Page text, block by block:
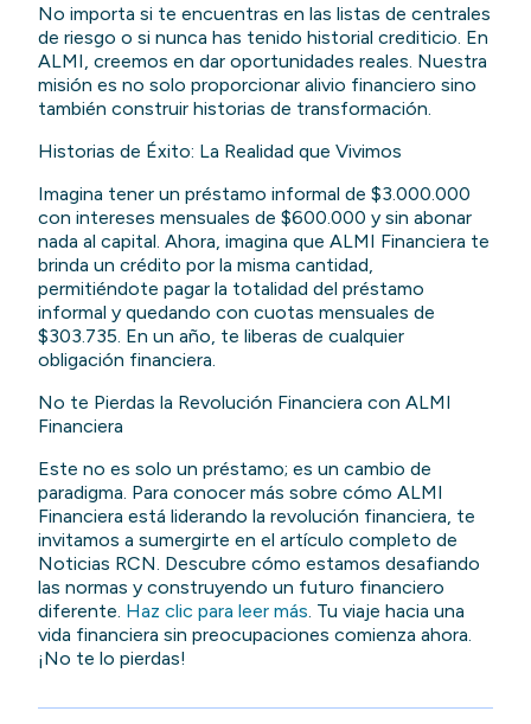
No importa si te encuentras en las listas de centrales
de riesgo o si nunca has tenido historial crediticio. En
ALMI, creemos en dar oportunidades reales. Nuestra
misión es no solo proporcionar alivio financiero sino
también construir historias de transformación.
Historias de Éxito: La Realidad que Vivimos
Imagina tener un préstamo informal de $3.000.000
con intereses mensuales de $600.000 y sin abonar
nada al capital. Ahora, imagina que ALMI Financiera te
brinda un crédito por la misma cantidad,
permitiéndote pagar la totalidad del préstamo
informal y quedando con cuotas mensuales de
$303.735. En un año, te liberas de cualquier
obligación financiera.
No te Pierdas la Revolución Financiera con ALMI
Financiera
Este no es solo un préstamo; es un cambio de
paradigma. Para conocer más sobre cómo ALMI
Financiera está liderando la revolución financiera, te
invitamos a sumergirte en el artículo completo de
Noticias RCN. Descubre cómo estamos desafiando
las normas y construyendo un futuro financiero
diferente. Haz clic para leer más . Tu viaje hacia una
vida financiera sin preocupaciones comienza ahora.
¡No te lo pierdas!